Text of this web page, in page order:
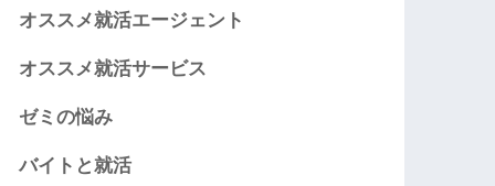
オススメ就活エージェント
オススメ就活サービス
ゼミの悩み
バイトと就活